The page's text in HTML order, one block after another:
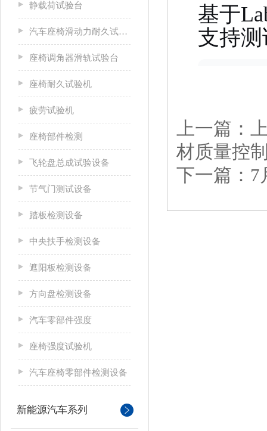
静载荷试验台
汽车座椅滑动力耐久试验台
座椅调角器滑轨试验台
座椅耐久试验机
疲劳试验机
座椅部件检测
飞轮盘总成试验设备
节气门测试设备
踏板检测设备
中央扶手检测设备
遮阳板检测设备
方向盘检测设备
汽车零部件强度
座椅强度试验机
汽车座椅零部件检测设备
新能源汽车系列
基于
支持
上一篇：
材质量控
下一篇： 7